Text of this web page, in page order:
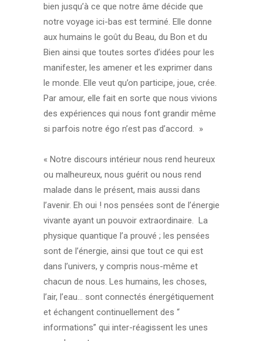
bien jusqu’à ce que notre âme décide que
notre voyage ici-bas est terminé. Elle donne
aux humains le goût du Beau, du Bon et du
Bien ainsi que toutes sortes d’idées pour les
manifester, les amener et les exprimer dans
le monde. Elle veut qu’on participe, joue, crée.
Par amour, elle fait en sorte que nous vivions
des expériences qui nous font grandir même
si parfois notre égo n’est pas d’accord. »
« Notre discours intérieur nous rend heureux
ou malheureux, nous guérit ou nous rend
malade dans le présent, mais aussi dans
l’avenir. Eh oui ! nos pensées sont de l’énergie
vivante ayant un pouvoir extraordinaire. La
physique quantique l’a prouvé ; les pensées
sont de l’énergie, ainsi que tout ce qui est
dans l’univers, y compris nous-même et
chacun de nous. Les humains, les choses,
l’air, l’eau… sont connectés énergétiquement
et échangent continuellement des “
informations” qui inter-réagissent les unes